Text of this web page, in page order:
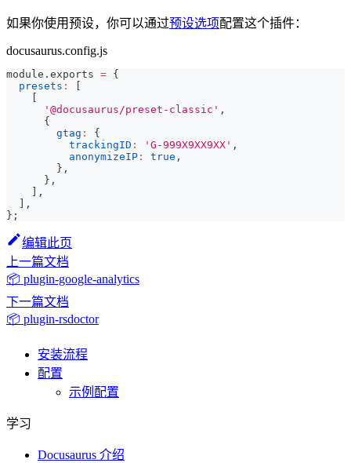
如果你使用预设，你可以通过预设选项配置这个插件：
docusaurus.config.js
module . exports = {
presets :
'@docusaurus/preset-classic' ,
{
gtag :
{
trackingID : 'G-999X9XX9XX' ,
anonymizeIP : true ,
} ,
} ,
,
,
} ;
编辑此页
上一篇文档
📦 plugin-google-analytics
下一篇文档
📦 plugin-rsdoctor
安装流程
配置
示例配置
学习
Docusaurus 介绍